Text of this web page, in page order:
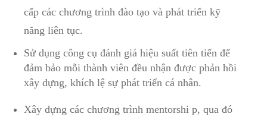
cấp các chương trình đào tạo và phát ​triển kỹ
năng liên tục.
Sử dụng công ⁣cụ đánh giá hiệu suất tiên tiến để
đảm bảo mỗi ‌thành viên ⁣đều⁣ nhận⁤ được ‌phản ⁣hồi
xây ⁣dựng, khích‌ lệ sự phát triển cá nhân.
Xây dựng các chương trình mentorshi ⁤p, qua ⁢đó